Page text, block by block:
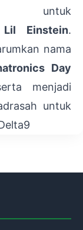
untuk
Lil Einstein.
nama
Day
menjadi
untuk